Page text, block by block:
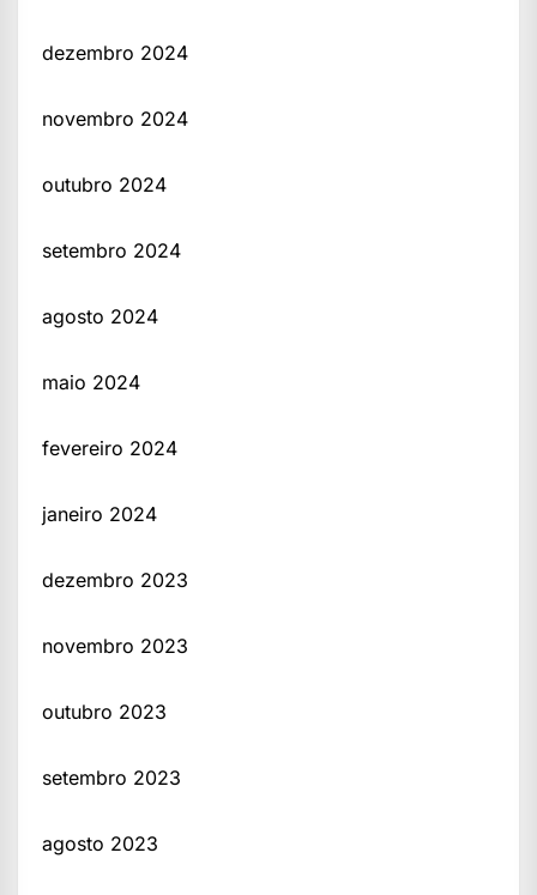
dezembro 2024
novembro 2024
outubro 2024
setembro 2024
agosto 2024
maio 2024
fevereiro 2024
janeiro 2024
dezembro 2023
novembro 2023
outubro 2023
setembro 2023
agosto 2023